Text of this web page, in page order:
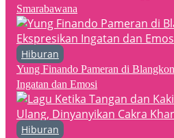
Smarabawana
Hiburan
Yung Finando Pameran di
Ingatan dan Emosi
Hiburan